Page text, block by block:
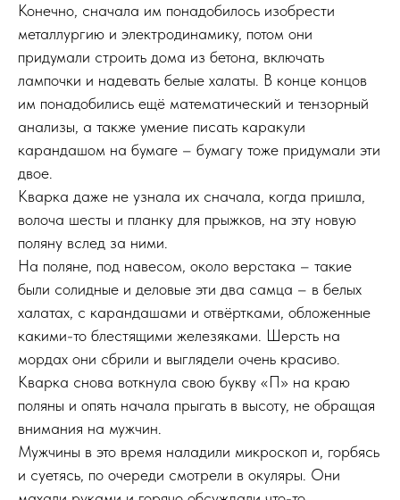
Конечно, сначала им понадобилось изобрести
металлургию и электродинамику, потом они
придумали строить дома из бетона, включать
лампочки и надевать белые халаты. В конце концов
им понадобились ещё математический и тензорный
анализы, а также умение писать каракули
карандашом на бумаге – бумагу тоже придумали эти
двое.
Кварка даже не узнала их сначала, когда пришла,
волоча шесты и планку для прыжков, на эту новую
поляну вслед за ними.
На поляне, под навесом, около верстака – такие
были солидные и деловые эти два самца – в белых
халатах, с карандашами и отвёртками, обложенные
какими-то блестящими железяками. Шерсть на
мордах они сбрили и выглядели очень красиво.
Кварка снова воткнула свою букву «П» на краю
поляны и опять начала прыгать в высоту, не обращая
внимания на мужчин.
Мужчины в это время наладили микроскоп и, горбясь
и суетясь, по очереди смотрели в окуляры. Они